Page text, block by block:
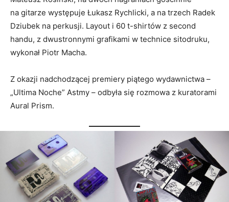
na gitarze występuje Łukasz Rychlicki, a na trzech Radek
Dziubek na perkusji. Layout i 60 t-shirtów z second
handu, z dwustronnymi grafikami w technice sitodruku,
wykonał Piotr Macha.
Z okazji nadchodzącej premiery piątego wydawnictwa –
„Ultima Noche” Astmy – odbyła się rozmowa z kuratorami
Aural Prism.